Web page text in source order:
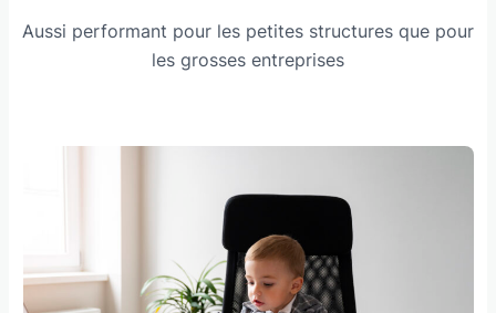
Aussi performant pour les petites structures que pour
les grosses entreprises